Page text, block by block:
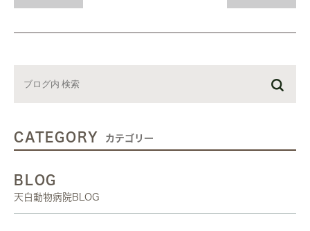
CATEGORY カテゴリー
BLOG
天白動物病院BLOG